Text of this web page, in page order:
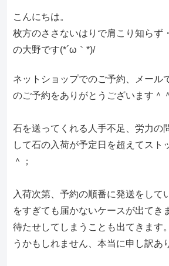
こんにちは。
枚方のささないはりで肩こり知らず
の大野です(*´ω｀*)/
ネットショップでのご予約、メール
のご予約をありがとうございます＾
石を送ってくれる人手不足、労力の
して石の入荷が予定日を超えてスト
＾；
入荷次第、予約の順番に発送をして
をすぎても届かないケースが出てき
待たせしてしまうことも出てきます
うかもしれません、本当に申し訳あ